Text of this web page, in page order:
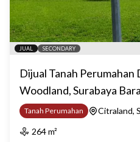
JUAL SECONDARY
Dijual Tanah Perumahan
Woodland, Surabaya
Tanah Perumahan
Citraland,
264m²